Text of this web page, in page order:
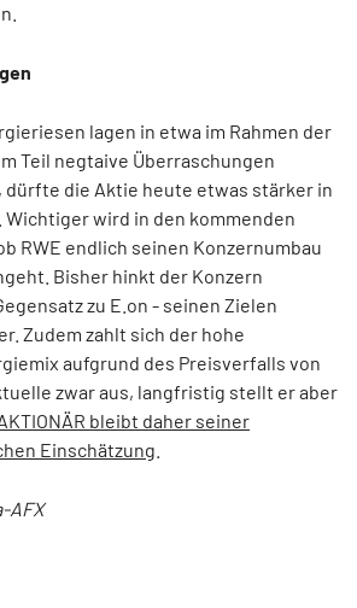
lagen in etwa im Rahmen der
Teil negtaive Überraschungen
die Aktie heute etwas stärker in
Wichtiger wird in den kommenden
RWE endlich seinen Konzernumbau
Bisher hinkt der Konzern
zu E.on - seinen Zielen
Zudem zahlt sich der hohe
aufgrund des Preisverfalls von
zwar aus, langfristig stellt er aber
bleibt daher seiner
Einschätzung
AFX